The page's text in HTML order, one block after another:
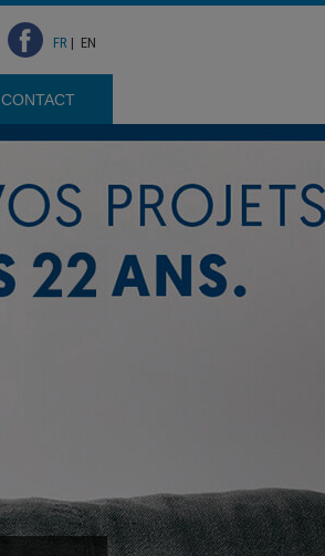
FR | EN
CONTACT